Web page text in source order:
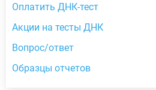
Оплатить ДНК-тест
Акции на тесты ДНК
Вопрос/ответ
Образцы отчетов